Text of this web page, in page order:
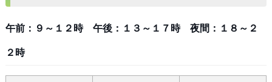
午前：９～１２時 午後：１３～１７時 夜間：１８～２
２時